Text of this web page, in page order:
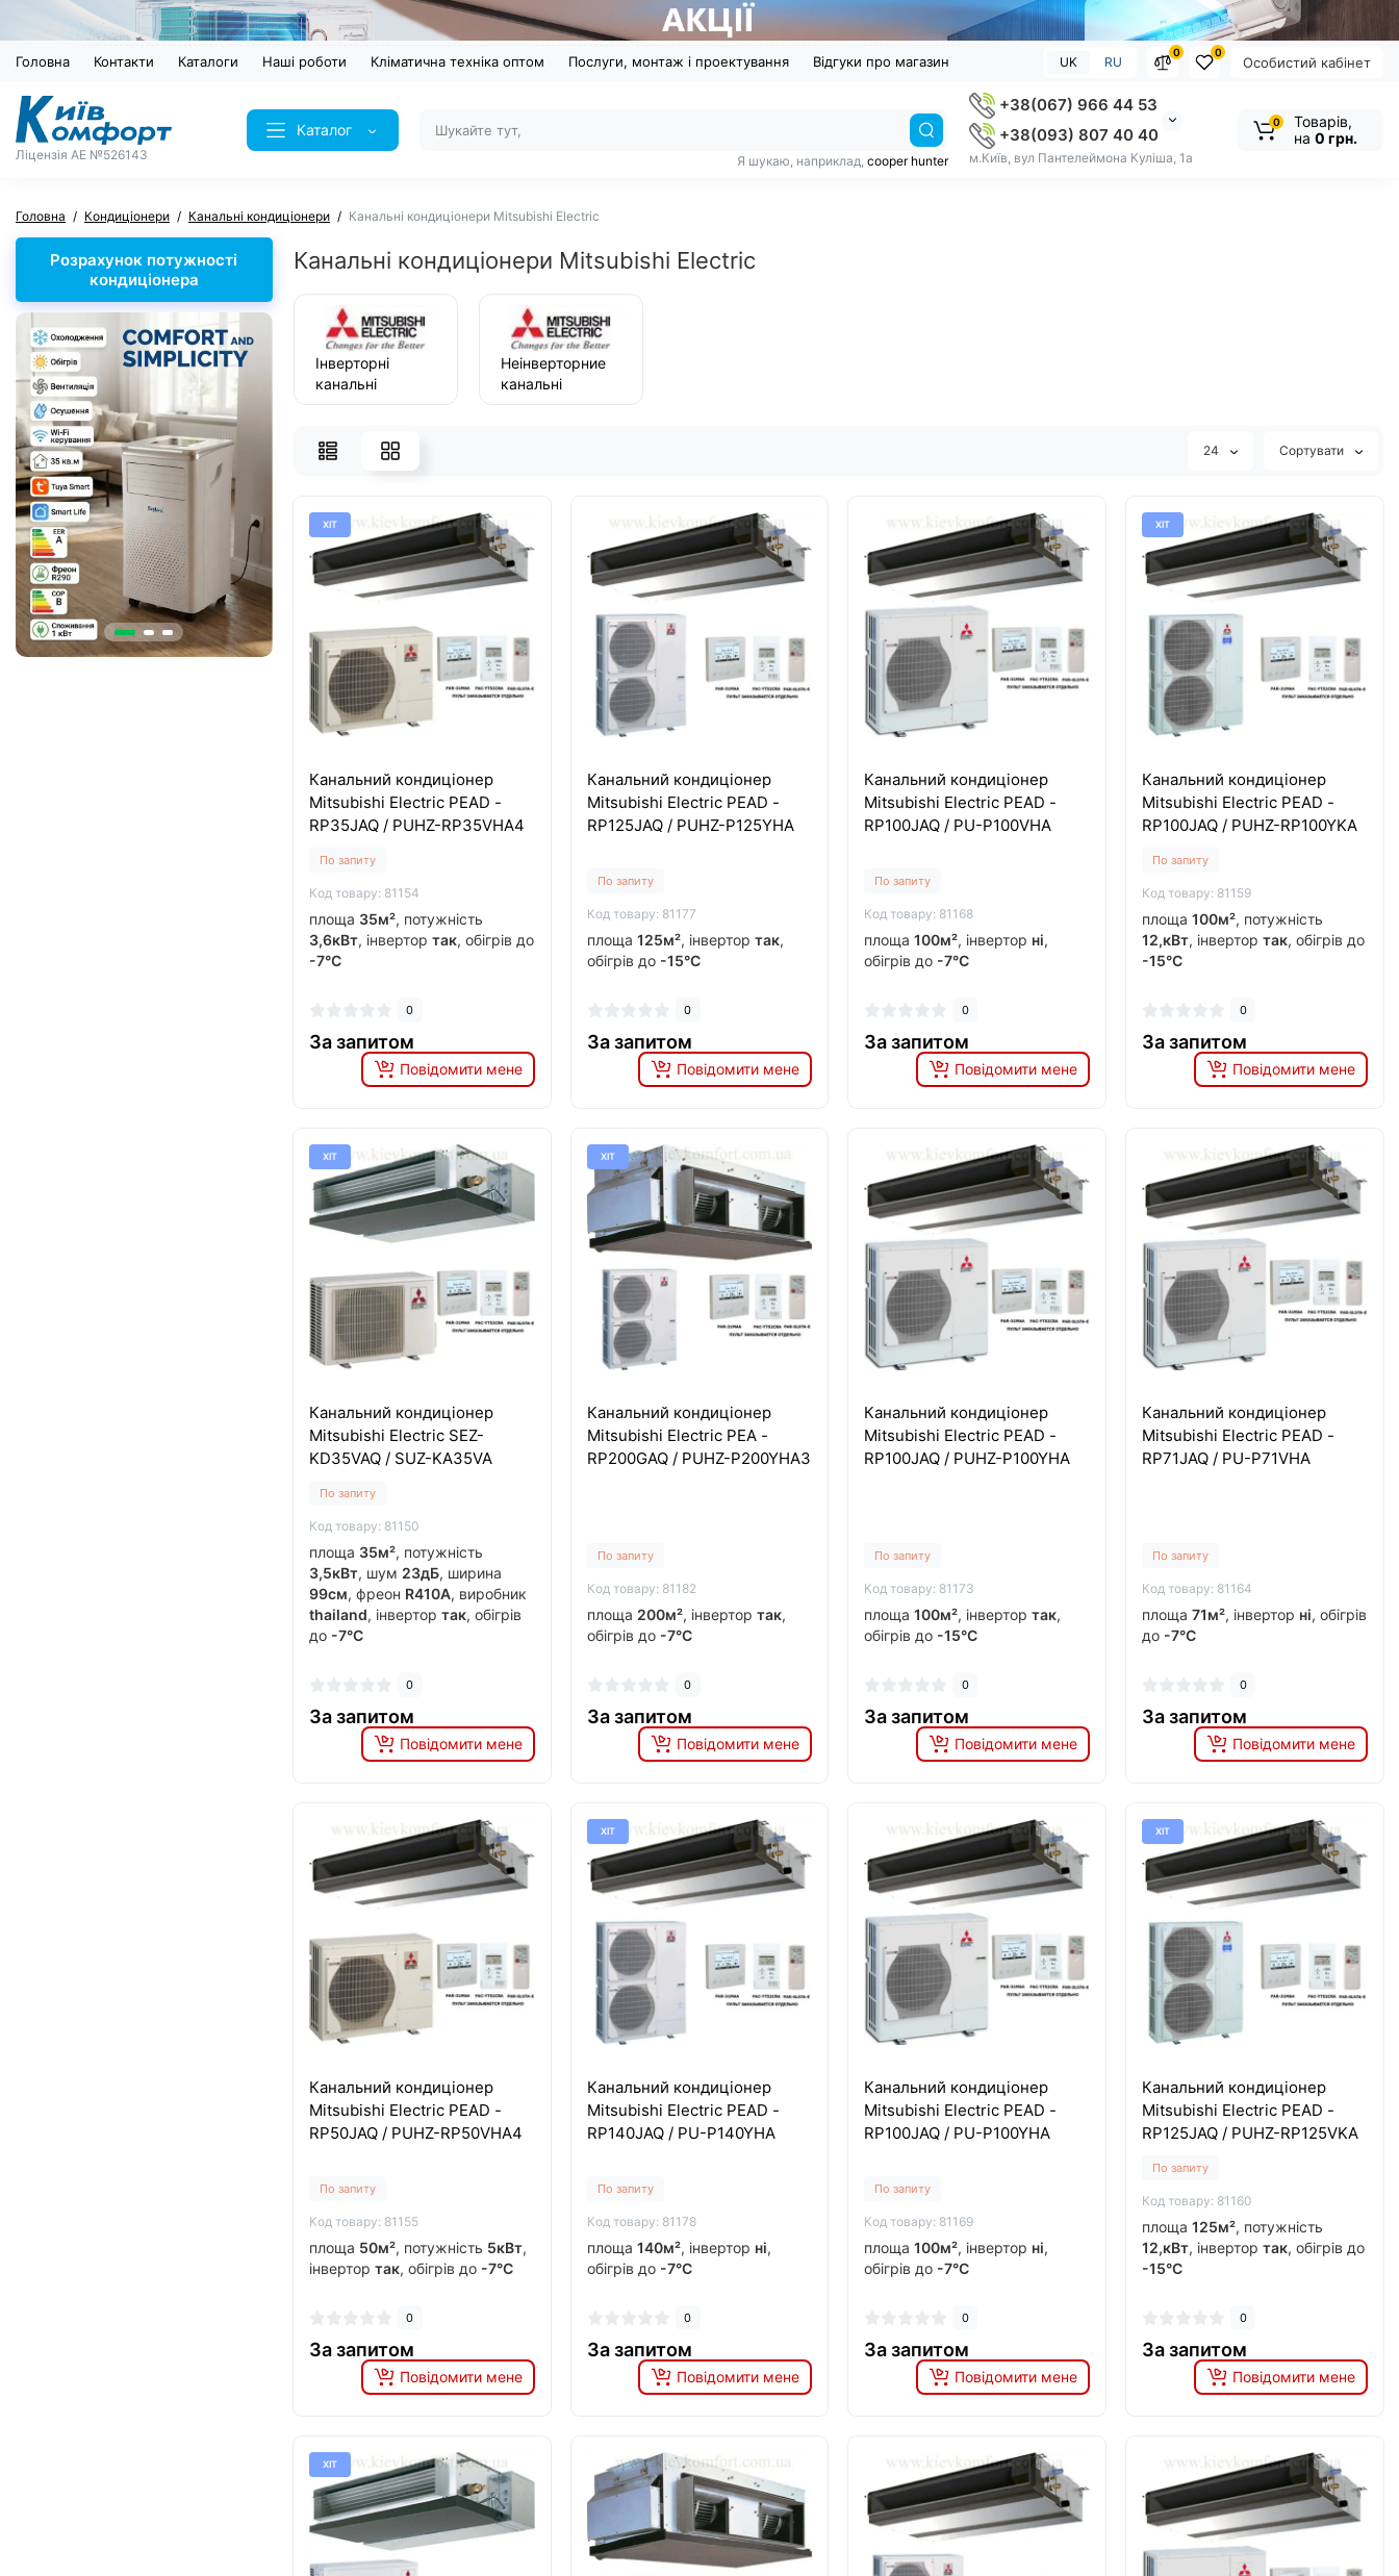
Головна Контакти Каталоги Наші роботи Кліматична техніка оптом Послуги, монтаж і проектування Відгуки про магазин Особистий кабінет
0
0
UK RU
Ліцензія AE №526143
Каталог
+38(067) 966 44 53
+38(093) 807 40 40
м.Київ, вул Пантелеймона Куліша, 1а
Я шукаю, наприклад, cooper hunter
0
Товарів,
на 0 грн.
Головна Кондиціонери Канальні кондиціонери Канальні кондиціонери Mitsubishi Electric
Розрахунок потужності
кондиціонера
Канальні кондиціонери Mitsubishi Electric
Інверторні
канальні
Electric
Неінверторние
канальні
24 Сортувати
ХІТ
Канальний кондиціонер
Mitsubishi Electric PEAD -
RP35JAQ / PUHZ-RP35VHA4
По запиту
Код товару: 81154
площа 35м², потужність
3,6кВт, інвертор так, обігрів до
-7°C
0
За запитом
Повідомити мене
Канальний кондиціонер
Mitsubishi Electric PEAD -
RP125JAQ / PUHZ-P125YHA
По запиту
Код товару: 81177
площа 125м², інвертор так,
обігрів до -15°C
0
За запитом
Повідомити мене
Канальний кондиціонер
Mitsubishi Electric PEAD -
RP100JAQ / PU-P100VHA
По запиту
Код товару: 81168
площа100м², інвертор ні,
обігрів до -7°C
0
За запитом
Повідомити мене
ХІТ
Канальний кондиціонер
Mitsubishi Electric PEAD -
RP100JAQ / PUHZ-RP100YKA
По запиту
Код товару: 81159
площа100м², потужність
12,кВт, інвертортак, обігрів до
-15°C
0
За запитом
Повідомити мене
ХІТ
Канальний кондиціонер
Mitsubishi Electric SEZ-
KD35VAQ / SUZ-KA35VA
По запиту
Код товару: 81150
площа 35м², потужність
3,5кВт, шум 23дБ, ширина
99см, фреон R410A, виробник
thailand, інвертор так, обігрів
до -7°C
0
За запитом
Повідомити мене
ХІТ
Канальний кондиціонер
Mitsubishi Electric PEA -
RP200GAQ / PUHZ-P200YHA3
По запиту
Код товару: 81182
площа 200м², інвертор так,
обігрів до -7°C
0
За запитом
Повідомити мене
Канальний кондиціонер
Mitsubishi Electric PEAD -
RP100JAQ / PUHZ-P100YHA
По запиту
Код товару: 81173
площа100м², інвертортак,
обігрів до -15°C
0
За запитом
Повідомити мене
Канальний кондиціонер
Mitsubishi Electric PEAD -
RP71JAQ / PU-P71VHA
По запиту
Код товару: 81164
площа71м², інвертор ні, обігрів
до -7°C
0
За запитом
Повідомити мене
Канальний кондиціонер
Mitsubishi Electric PEAD -
RP50JAQ / PUHZ-RP50VHA4
По запиту
Код товару: 81155
площа 50м², потужність 5кВт,
інвертор так, обігрів до -7°C
0
За запитом
Повідомити мене
ХІТ
Канальний кондиціонер
Mitsubishi Electric PEAD -
RP140JAQ / PU-P140YHA
По запиту
Код товару: 81178
площа 140м², інвертор ні,
обігрів до -7°C
0
За запитом
Повідомити мене
Канальний кондиціонер
Mitsubishi Electric PEAD -
RP100JAQ / PU-P100YHA
По запиту
Код товару: 81169
площа100м², інвертор ні,
обігрів до -7°C
0
За запитом
Повідомити мене
ХІТ
Канальний кондиціонер
Mitsubishi Electric PEAD -
RP125JAQ / PUHZ-RP125VKA
По запиту
Код товару: 81160
площа125м², потужність
12,кВт, інвертортак, обігрів до
-15°C
0
За запитом
Повідомити мене
ХІТ